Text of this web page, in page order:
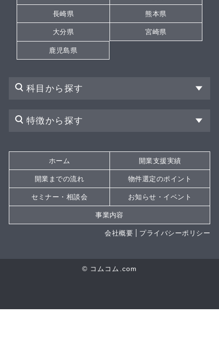
長崎県 熊本県
大分県 宮崎県
鹿児島県
科目から探す
特徴から探す
ホーム 開業支援実績
開業までの流れ 物件選定のポイント
セミナー・相談会 お知らせ・イベント
事業内容
会社概要 プライバシーポリシー
© コムコム.com